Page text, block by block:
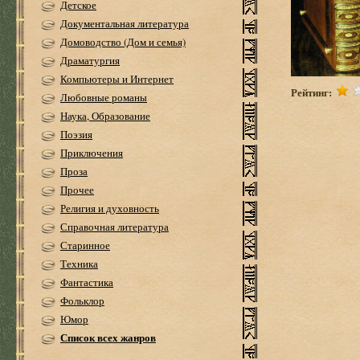
Детское
Документальная литература
Домоводство (Дом и семья)
Драматургия
Компьютеры и Интернет
Любовные романы
Наука, Образование
Поэзия
Приключения
Проза
Прочее
Религия и духовность
Справочная литература
Старинное
Техника
Фантастика
Фольклор
Юмор
Список всех жанров
Рейтинг: